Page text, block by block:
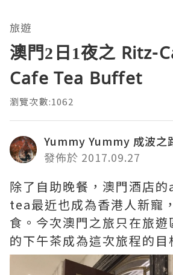
旅遊
澳門2日1夜之 Ritz-
Cafe Tea Buffet
瀏覽次數:1062
Yummy Yummy 成波之
發佈於 2017.09.27
除了自助晚餐，澳門酒店
tea最近也成為香港人新寵
食。今次澳門之旅只在旅遊
的下午茶成為這次旅程的目